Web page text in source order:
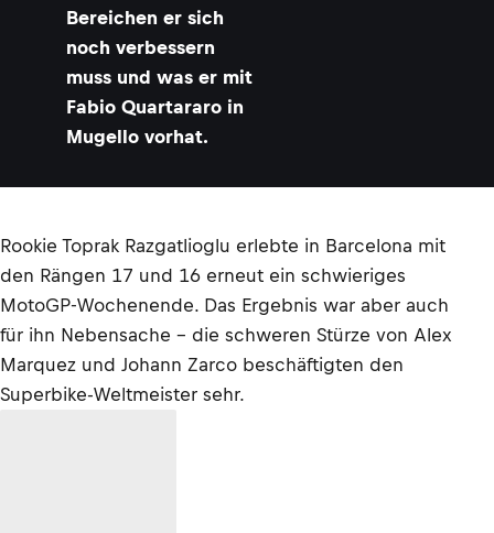
Bereichen er sich
noch verbessern
muss und was er mit
Fabio Quartararo in
Mugello vorhat.
Rookie Toprak Razgatlioglu erlebte in Barcelona mit
den Rängen 17 und 16 erneut ein schwieriges
MotoGP-Wochenende. Das Ergebnis war aber auch
für ihn Nebensache – die schweren Stürze von Alex
Marquez und Johann Zarco beschäftigten den
Superbike-Weltmeister sehr.